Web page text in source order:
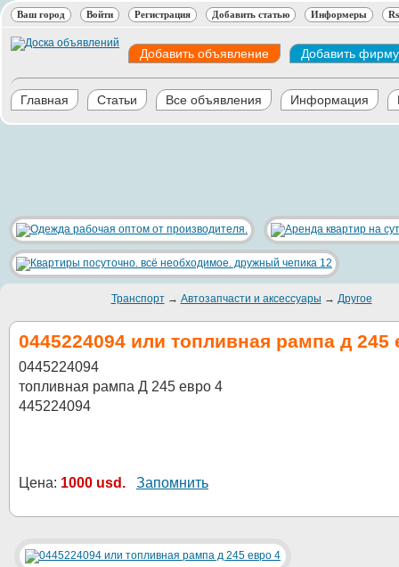
Ваш город Войти Регистрация Добавить статью Информеры
Добавить объявление Добавить фирму
Главная Статьи Все объявления Информация
Транспорт→ Автозапчасти и аксессуары → Другое
0445224094 или топливная рампа д 245
0445224094
топливная рампа Д 245 евро 4
445224094
Цена: 1000 usd. Запомнить